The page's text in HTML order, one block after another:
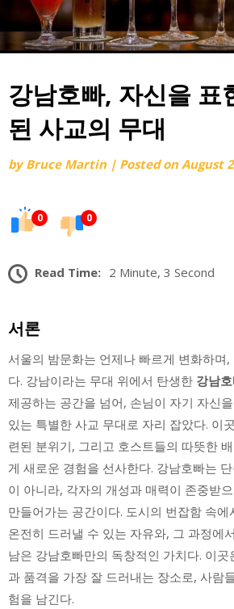
강남호빠, 자신을 표
된 사교의 무대
byBruce Martin | Posted onAugust
0 0
Read Time: 2 Minute, 3 Second
서론
서울의 밤문화는 언제나 빠르게 변화하며
다. 강남이라는 무대 위에서 탄생한 강남
제공하는 공간을 넘어, 손님이 자기 자신
있는 특별한 사교 무대로 자리 잡았다. 이
련된 분위기, 그리고 호스트들의 따뜻한
게 새로운 경험을 선사한다. 강남호빠는
이 아니라, 각자의 개성과 매력이 존중받
만들어가는 공간이다. 도시의 번잡함 속
온전히 드러낼 수 있는 자유와, 그 과정에
남은 강남호빠만의 독창적인 가치다. 이곳
과 품격을 가장 잘 드러내는 장소로, 사람
험을 남긴다.